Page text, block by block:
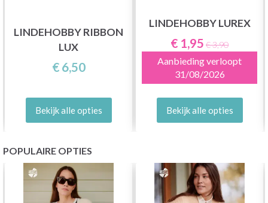
LINDEHOBBY RIBBON
LUX
€ 6,50
Bekijk alle opties
LINDEHOBBY LUREX
€ 1,95 € 3,90
Aanbieding verloopt
31/08/2026
Bekijk alle opties
POPULAIRE OPTIES